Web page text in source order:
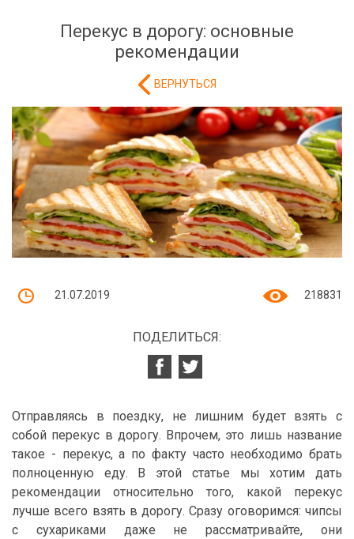
Перекус в дорогу: основные
рекомендации
ВЕРНУТЬСЯ
21.07.2019 218831
ПОДЕЛИТЬСЯ:
Отправляясь в поездку, не лишним будет взять с
собой перекус в дорогу. Впрочем, это лишь название
такое - перекус, а по факту часто необходимо брать
полноценную еду. В этой статье мы хотим дать
рекомендации относительно того, какой перекус
лучше всего взять в дорогу. Сразу оговоримся: чипсы
с сухариками даже не рассматривайте, они